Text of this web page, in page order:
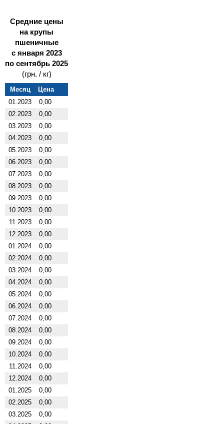
Средние цены
на крупы
пшеничные
с января 2023
по сентябрь 2025
(грн. / кг)
Месяц
Цена
01.2023
0,00
02.2023
0,00
03.2023
0,00
04.2023
0,00
05.2023
0,00
06.2023
0,00
07.2023
0,00
08.2023
0,00
09.2023
0,00
10.2023
0,00
11.2023
0,00
12.2023
0,00
01.2024
0,00
02.2024
0,00
03.2024
0,00
04.2024
0,00
05.2024
0,00
06.2024
0,00
07.2024
0,00
08.2024
0,00
09.2024
0,00
10.2024
0,00
11.2024
0,00
12.2024
0,00
01.2025
0,00
02.2025
0,00
03.2025
0,00